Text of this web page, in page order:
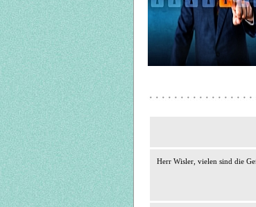
Herr Wisler, vielen sind die